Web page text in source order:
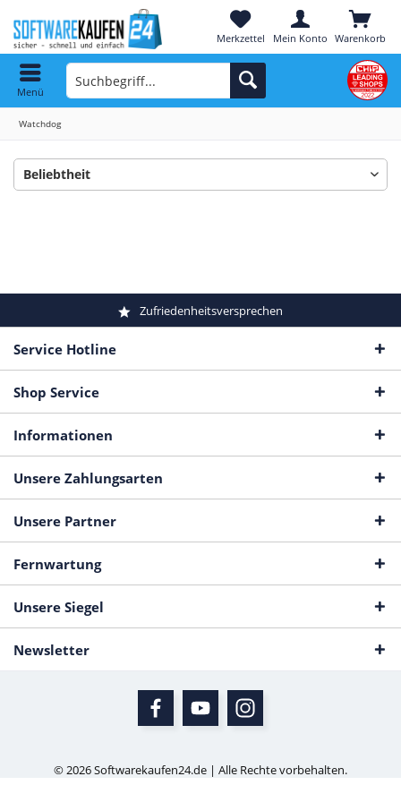
Warenkorb
Merkzettel Mein Konto
Menü
Watchdog
Zufriedenheitsversprechen
Service Hotline
Shop Service
Informationen
Unsere Zahlungsarten
Unsere Partner
Fernwartung
Unsere Siegel
Newsletter
© 2026 Softwarekaufen24.de | Alle Rechte vorbehalten.